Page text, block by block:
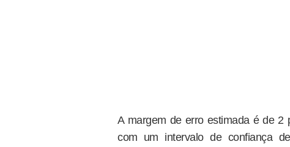
A margem de erro estimada é de 2
com um intervalo de confiança